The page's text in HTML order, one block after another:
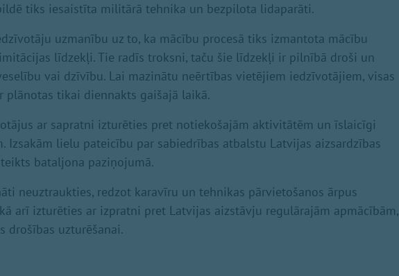
tiks iesaistīta militārā tehnika un bezpilota lidaparāti.
uzmanību uz to, ka mācību procesā tiks izmantota mācību
līdzekļi. Tie radīs troksni, taču šie līdzekļi ir pilnībā droši un
vai dzīvību. Lai mazinātu neērtības vietējiem iedzīvotājiem, visas
plānotas tikai diennakts gaišajā laikā.
ar sapratni izturēties pret notiekošajām aktivitātēm un īslaicīgi
Izsakām lielu pateicību par sabiedrības atbalstu Latvijas aizsardzības
bataljona paziņojumā.
neuztraukties, redzot karavīru un tehnikas pārvietošanos ārpus
arī izturēties ar izpratni pret Latvijas aizstāvju regulārajām apmācībām,
drošības uzturēšanai.